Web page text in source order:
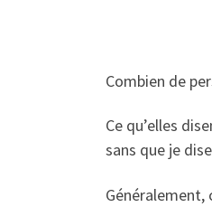
Combien de
Ce qu’elles
sans que je
Généralement,